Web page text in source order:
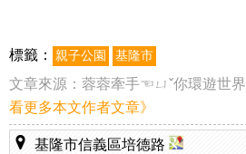
標籤： 親子公園 基隆市
文章來源： 蓉蓉牽手☜ㄩˇ你環遊世界
看更多本文作者文章》
基隆市信義區培德路